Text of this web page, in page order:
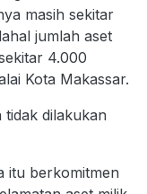
masih sekitar
jumlah aset
4.000
Kota Makassar.
dilakukan
itu berkomitmen